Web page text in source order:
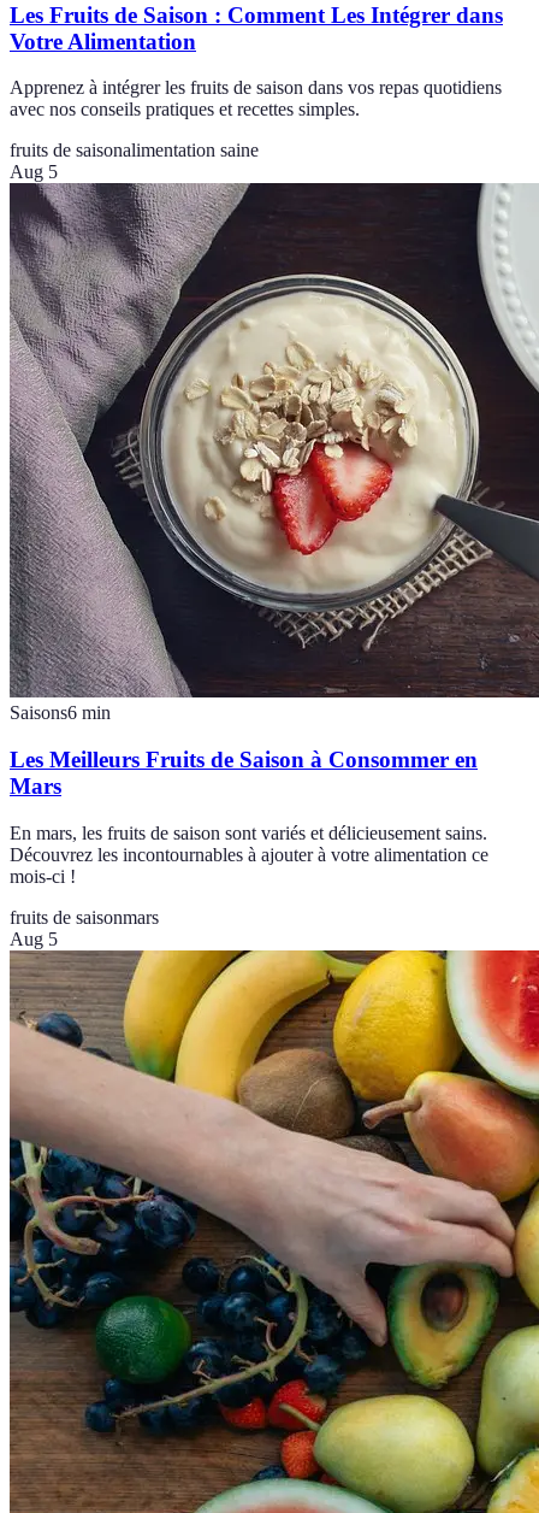
Les Fruits de Saison : Comment Les Intégrer dans
Votre Alimentation
Apprenez à intégrer les fruits de saison dans vos repas quotidiens
avec nos conseils pratiques et recettes simples.
fruits de saisonalimentation saine
Aug 5
Saisons6 min
Les Meilleurs Fruits de Saison à Consommer en
Mars
En mars, les fruits de saison sont variés et délicieusement sains.
Découvrez les incontournables à ajouter à votre alimentation ce
mois-ci !
fruits de saisonmars
Aug 5